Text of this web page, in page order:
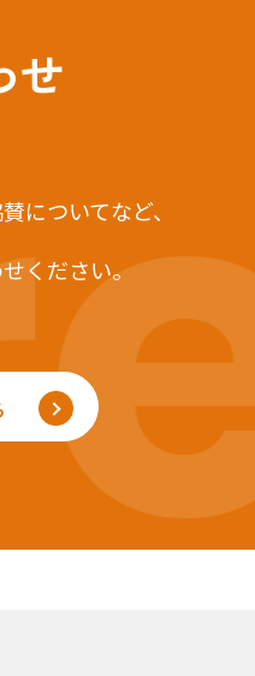
せ
についてなど、
ください。